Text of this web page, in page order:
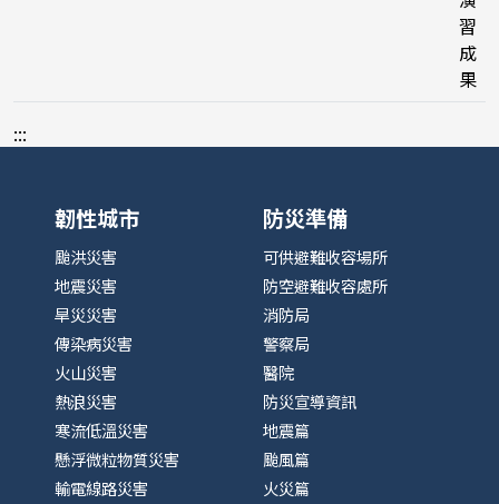
習
成
果
:::
韌性城市
颱洪災害
地震災害
旱災災害
傳染病災害
火山災害
熱浪災害
寒流低溫災害
懸浮微粒物質災害
輸電線路災害
防災準備
可供避難收容場所
防空避難收容處所
消防局
警察局
醫院
防災宣導資訊
地震篇
颱風篇
火災篇